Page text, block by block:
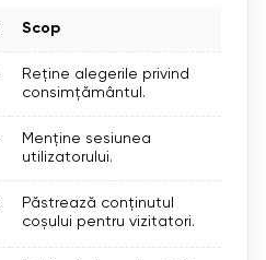
Scop
Reține alegerile privind
consimțământul.
Menține sesiunea
utilizatorului.
Păstrează conținutul
coșului pentru vizitatori.